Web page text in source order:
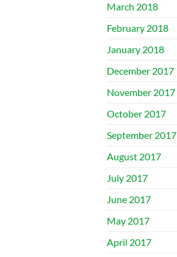
March 2018
February 2018
January 2018
December 2017
November 2017
October 2017
September 2017
August 2017
July 2017
June 2017
May 2017
April 2017